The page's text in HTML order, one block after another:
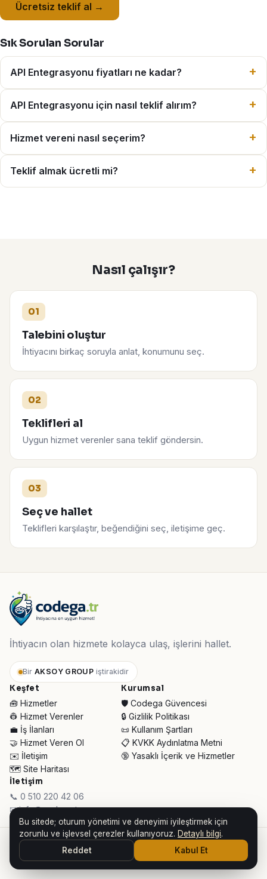
Ücretsiz teklif al →
Sık Sorulan Sorular
API Entegrasyonu fiyatları ne kadar?
API Entegrasyonu için nasıl teklif alırım?
Hizmet vereni nasıl seçerim?
Teklif almak ücretli mi?
Nasıl çalışır?
01
Talebini oluştur
İhtiyacını birkaç soruyla anlat, konumunu seç.
02
Teklifleri al
Uygun hizmet verenler sana teklif göndersin.
03
Seç ve hallet
Teklifleri karşılaştır, beğendiğini seç, iletişime geç.
İhtiyacın olan hizmete kolayca ulaş, işlerini hallet.
Bir AKSOY GROUP iştirakidir
Keşfet
🧰 Hizmetler
👷 Hizmet Verenler
💼 İş İlanları
🤝 Hizmet Veren Ol
✉️ İletişim
🗺️ Site Haritası
Kurumsal
🛡️ Codega Güvencesi
🔒 Gizlilik Politikası
📜 Kullanım Şartları
📋 KVKK Aydınlatma Metni
🔞 Yasaklı İçerik ve Hizmetler
İletişim
📞 0 510 220 42 06
✉ info@codega.tr
© 2026 Codega Hizmet Pazaryeri ·
AKSOY GROUP iştirakidir
👥 Toplam Ziyaretçi:30.946 · Bugün:125
Bu sitede; oturum yönetimi ve deneyimi iyileştirmek için
zorunlu ve işlevsel çerezler kullanıyoruz. Detaylı bilgi.
Reddet
Kabul Et